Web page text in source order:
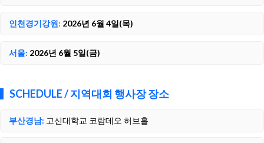
인천경기강원: 2026년 6월 4일(목)
서울: 2026년 6월 5일(금)
SCHEDULE / 지역대회 행사장 장소
부산경남: 고신대학교 코람데오 허브홀